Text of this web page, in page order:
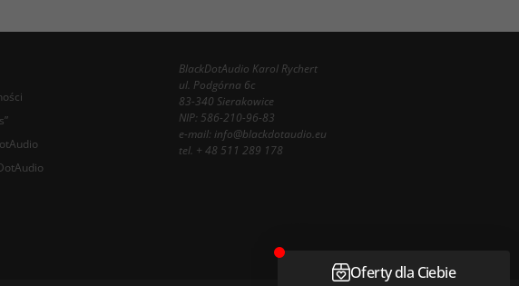
BlackDotAudio Karol Rychert
ul. Podgórna 6c
83-340 Sierakowice
NIP: 586-210-96-83
e-mail:info@blackdotaudio.eu
tel. + 48 511 289 178